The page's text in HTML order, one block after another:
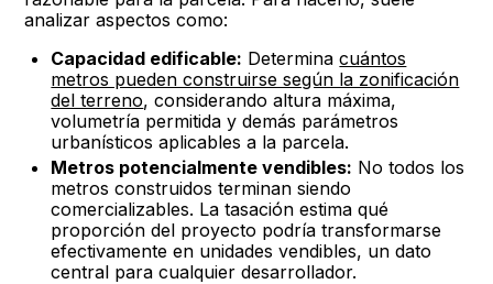
analizar aspectos como:
Capacidad edificable: Determinacuántos
metros pueden construirse según la zonificación
del terreno, considerando altura máxima,
volumetría permitida y demás parámetros
urbanísticos aplicables a la parcela.
Metros potencialmente vendibles: No todos los
metros construidos terminan siendo
comercializables. La tasación estima qué
proporción del proyecto podría transformarse
efectivamente en unidades vendibles, un dato
central para cualquier desarrollador.